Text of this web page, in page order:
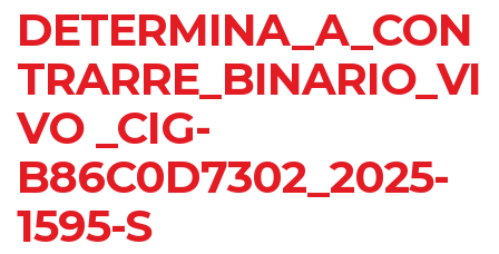
DETERMINA_A_CON
TRARRE_BINARIO_VI
VO _CIG-
B86C0D7302_2025-
1595-S